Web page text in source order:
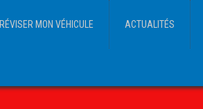
RÉVISER MON VÉHICULE ACTUALITÉS